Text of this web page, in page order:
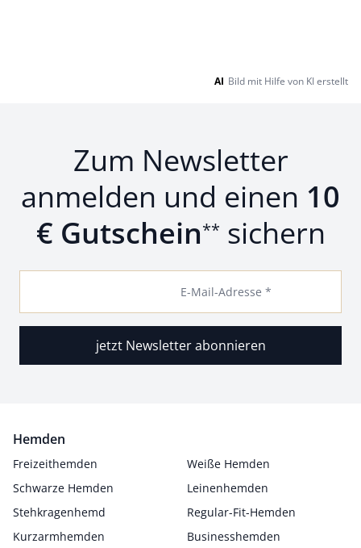
AI Bild mit Hilfe von KI erstellt
Zum Newsletter
anmelden und einen 10
€ Gutschein** sichern
E-Mail-Adresse *
jetzt Newsletter abonnieren
Hemden
Freizeithemden
Weiße Hemden
Schwarze Hemden
Leinenhemden
Stehkragenhemd
Regular-Fit-Hemden
Kurzarmhemden
Businesshemden